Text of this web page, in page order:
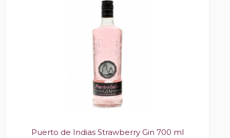
Puerto de Indias Strawberry Gin 700 ml